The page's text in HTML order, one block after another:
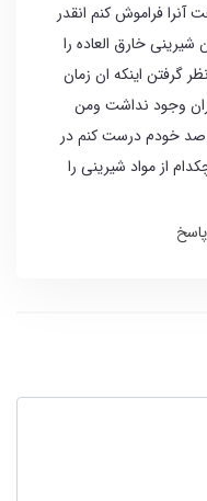
آنرا فراموش کنم انقدر
شیرینی خارق العاده را
گرفتن اینکه ان زمان
وجود نداشت ومن
صد خودم درست کنم در
از مواد شیرینی را